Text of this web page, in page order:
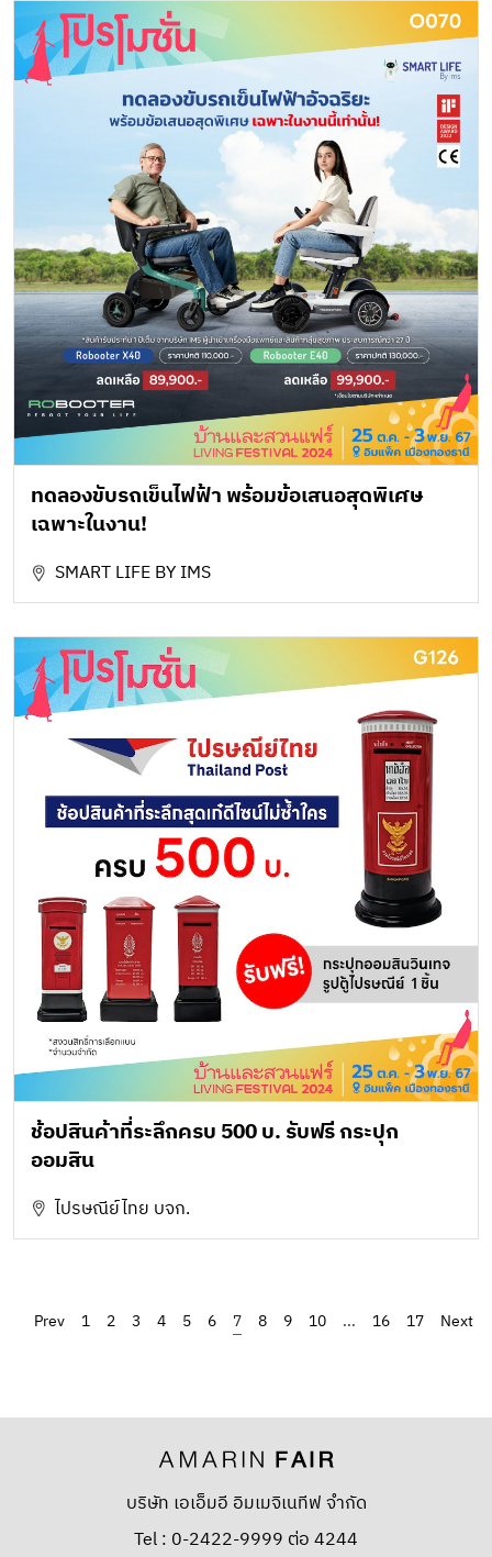
ทดลองขับรถเข็นไฟฟ้า พร้อมข้อเสนอสุดพิเศษ
เฉพาะในงาน!
SMART LIFE BY IMS
ช้อปสินค้าที่ระลึกครบ 500 บ. รับฟรี กระปุก
ออมสิน
ไปรษณีย์ไทย บจก.
1 2 3 4 5 6 7 8 9 10 ... 16
17
บริษัท เอเอ็มอี อิมเมจิเนทีฟ จำกัด
Tel : 0-2422-9999 ต่อ 4244